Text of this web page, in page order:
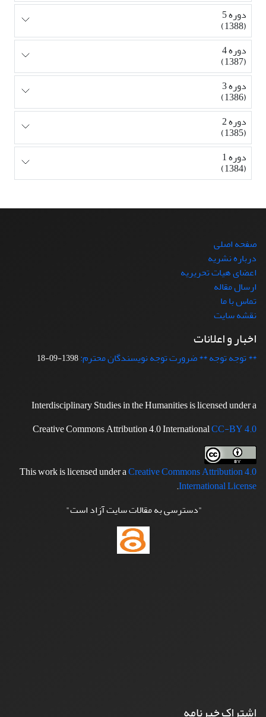
دوره 5
(1388)
دوره 4
(1387)
دوره 3
(1386)
دوره 2
(1385)
دوره 1
(1384)
صفحه اصلی
درباره نشریه
اعضای هیات تحریریه
ارسال مقاله
تماس با ما
نقشه سایت
اخبار و اعلانات
** توجه توجه ** ضرورت توجه نویسندگان محترم:1398-09-18
Interdisciplinary Studies in the Humanities is licensed under a
Creative Commons Attribution 4.0 InternationalCC-BY 4.0
This work is licensed under aCreative Commons Attribution 4.0
International License
.
"دسترسی به مقالات سایت آزاد است"